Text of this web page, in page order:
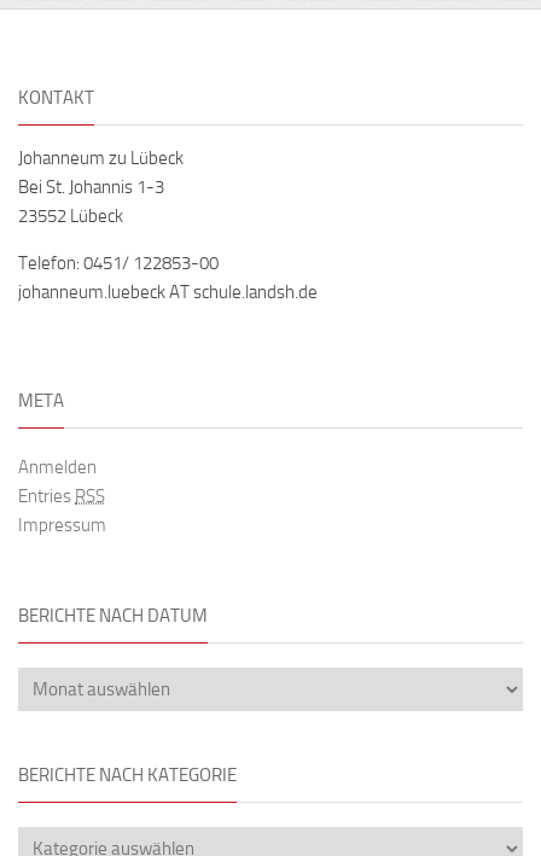
KONTAKT
Johanneum zu Lübeck
Bei St. Johannis 1-3
23552 Lübeck
Telefon: 0451/ 122853-00
johanneum.luebeck AT schule.landsh.de
META
Anmelden
Entries RSS
Impressum
BERICHTE NACH DATUM
BERICHTE NACH KATEGORIE